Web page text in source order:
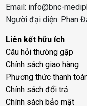
Email: info@bnc-
Người đại diện: Phan
Liên kết hữu ích
Câu hỏi thường gặp
Chính sách giao hàng
Phương thức thanh
Chính sách đổi trả
Chính sách bảo mật